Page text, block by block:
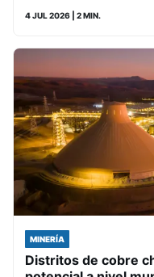
4 JUL 2026 | 2 MIN.
MINERÍA
Distritos de cobre